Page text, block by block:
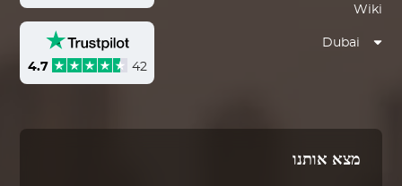
4.7 42
Wiki
Dubai
מצא אותנו